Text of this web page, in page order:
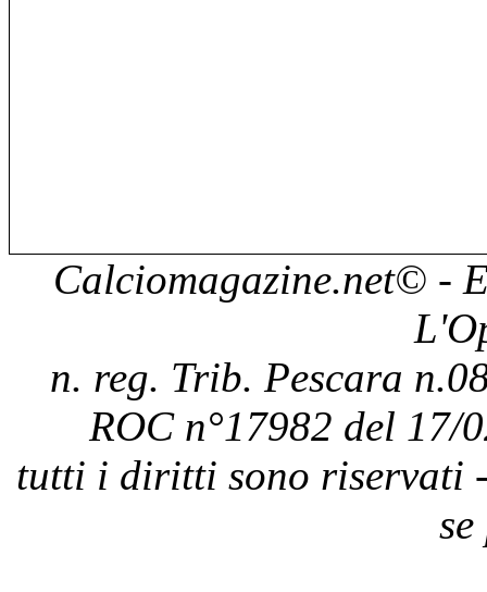
Calciomagazine.net© -
n. reg. Trib. Pescara
ROC n°17982 del 17/
tutti i diritti sono riservati